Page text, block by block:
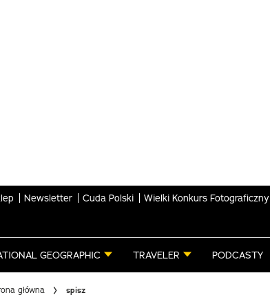
Newsletter Cuda Polski Wielki Konkurs Fotograficzny
GEOGRAPHIC TRAVELER PODCASTY
główna spisz